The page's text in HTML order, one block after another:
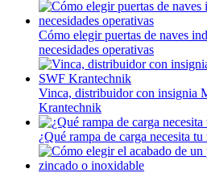
Cómo elegir puertas de naves
necesidades operativas
Vinca, distribuidor con insignia
Krantechnik
¿Qué rampa de carga necesita